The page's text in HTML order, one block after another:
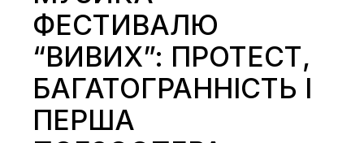
ФЕСТИВАЛЮ
“ВИВИХ”: ПРОТЕСТ,
БАГАТОГРАННІСТЬ І
ПЕРША